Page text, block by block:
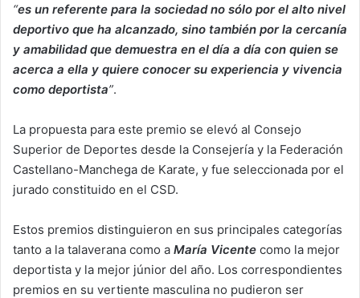
“es un referente para la sociedad no sólo por el alto nivel
deportivo que ha alcanzado, sino también por la cercanía
y amabilidad que demuestra en el día a día con quien se
acerca a ella y quiere conocer su experiencia y vivencia
como deportista”.
La propuesta para este premio se elevó al Consejo
Superior de Deportes desde la Consejería y la Federación
Castellano-Manchega de Karate, y fue seleccionada por el
jurado constituido en el CSD.
Estos premios distinguieron en sus principales categorías
tanto a la talaverana como a María Vicente como la mejor
deportista y la mejor júnior del año. Los correspondientes
premios en su vertiente masculina no pudieron ser